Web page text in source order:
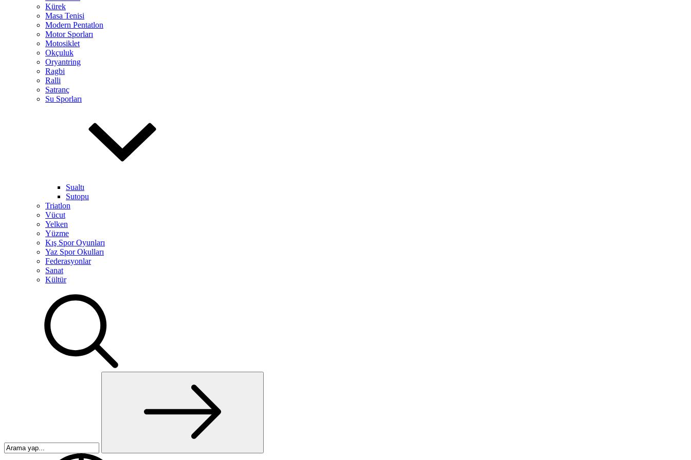
Kürek
Masa Tenisi
Modern Pentatlon
Motor Sporları
Motosiklet
Okçuluk
Oryantring
Ragbi
Ralli
Satranç
Su Sporları
Sualtı
Sutopu
Triatlon
Vücut
Yelken
Yüzme
Kış Spor Oyunları
Yaz Spor Okulları
Federasyonlar
Sanat
Kültür